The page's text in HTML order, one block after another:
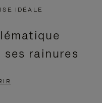
IDÉALE
ses rainures